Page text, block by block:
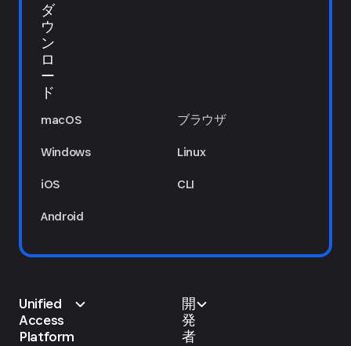
ダ
ウ
ン
ロ
ー
ド
macOS
Windows
iOS
Android
ブラウザ
Linux
CLI
Unified
Access
Platform
開
発
者